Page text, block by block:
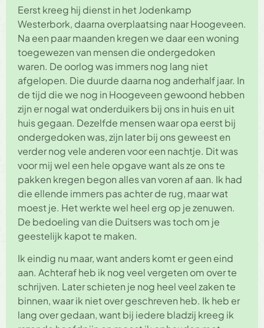
Eerst kreeg hij dienst in het Jodenkamp
Westerbork, daarna overplaatsing naar Hoogeveen.
Na een paar maanden kregen we daar een woning
toegewezen van mensen die ondergedoken
waren. De oorlog was immers nog lang niet
afgelopen. Die duurde daarna nog anderhalf jaar. In
de tijd die we nog in Hoogeveen gewoond hebben
zijn er nogal wat onderduikers bij ons in huis en uit
huis gegaan. Dezelfde mensen waar opa eerst bij
ondergedoken was, zijn later bij ons geweest en
verder nog vele anderen voor een nachtje. Dit was
voor mij wel een hele opgave want als ze ons te
pakken kregen begon alles van voren af aan. Ik had
die ellende immers pas achter de rug, maar wat
moest je. Het werkte wel heel erg op je zenuwen.
De bedoeling van die Duitsers was toch om je
geestelijk kapot te maken.
Ik eindig nu maar, want anders komt er geen eind
aan. Achteraf heb ik nog veel vergeten om over te
schrijven. Later schieten je nog heel veel zaken te
binnen, waar ik niet over geschreven heb. Ik heb er
lang over gedaan, want bij iedere bladzij kreeg ik